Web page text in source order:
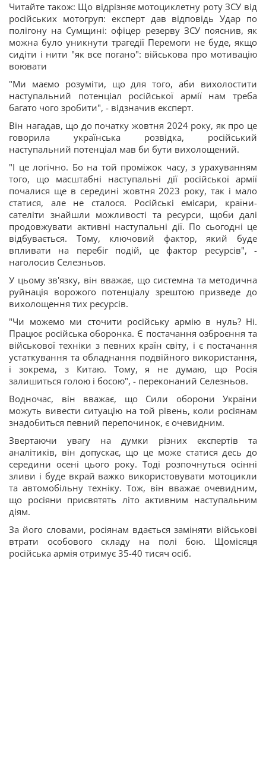
Читайте також: Що відрізняє мотоциклетну роту ЗСУ від
російських мотогруп: експерт дав відповідь Удар по
полігону на Сумщині: офіцер резерву ЗСУ пояснив, як
можна було уникнути трагедії Перемоги не буде, якщо
сидіти і нити "як все погано": військова про мотивацію
воювати
"Ми маємо розуміти, що для того, аби вихолостити
наступальний потенціал російської армії нам треба
багато чого зробити", - відзначив експерт.
Він нагадав, що до початку жовтня 2024 року, як про це
говорила українська розвідка, російський
наступальний потенціал мав би бути вихолощений.
"І це логічно. Бо на той проміжок часу, з урахуванням
того, що масштабні наступальні дії російської армії
почалися ще в середині жовтня 2023 року, так і мало
статися, але не сталося. Російські емісари, країни-
сателіти знайшли можливості та ресурси, щоби далі
продовжувати активні наступальні дії. По сьогодні це
відбувається. Тому, ключовий фактор, який буде
впливати на перебіг подій, це фактор ресурсів", -
наголосив Селезньов.
У цьому зв'язку, він вважає, що системна та методична
руйнація ворожого потенціалу зрештою призведе до
вихолощення тих ресурсів.
"Чи можемо ми сточити російську армію в нуль? Ні.
Працює російська оборонка. Є постачання озброєння та
військової техніки з певних країн світу, і є постачання
устаткування та обладнання подвійного використання,
і зокрема, з Китаю. Тому, я не думаю, що Росія
залишиться голою і босою", - переконаний Селезньов.
Водночас, він вважає, що Сили оборони України
можуть вивести ситуацію на той рівень, коли росіянам
знадобиться певний перепочинок, є очевидним.
Звертаючи увагу на думки різних експертів та
аналітиків, він допускає, що це може статися десь до
середини осені цього року. Тоді розпочнуться осінні
зливи і буде вкрай важко використовувати мотоцикли
та автомобільну техніку. Тож, він вважає очевидним,
що росіяни присвятять літо активним наступальним
діям.
За його словами, росіянам вдається заміняти військові
втрати особового складу на полі бою. Щомісяця
російська армія отримує 35-40 тисяч осіб.